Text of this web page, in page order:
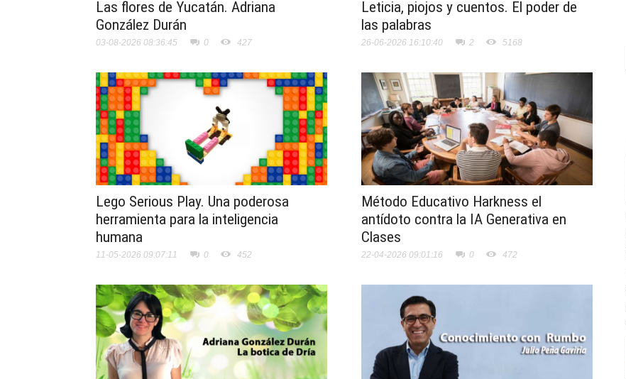
Las flores de Yucatán. Adriana
González Durán
03-08-2026 08:36:45 0 427
Leticia, piojos y cuentos. El poder de
las palabras
26-06-2026 16:10:40 2 5168
Lego Serious Play. Una poderosa
herramienta para la inteligencia
humana
11-05-2026 09:07:11 0 452
Método Educativo Harkness el
antídoto contra la IA Generativa en
Clases
22-04-2026 09:01:16 0 472